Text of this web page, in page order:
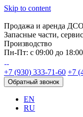
Skip to content
Продажа и аренда
Запасные части,
Производство
Пн-Пт: с 09:00 до 18:00
+7 (930) 333-71-60 +7
Обратный звонок
EN
RU